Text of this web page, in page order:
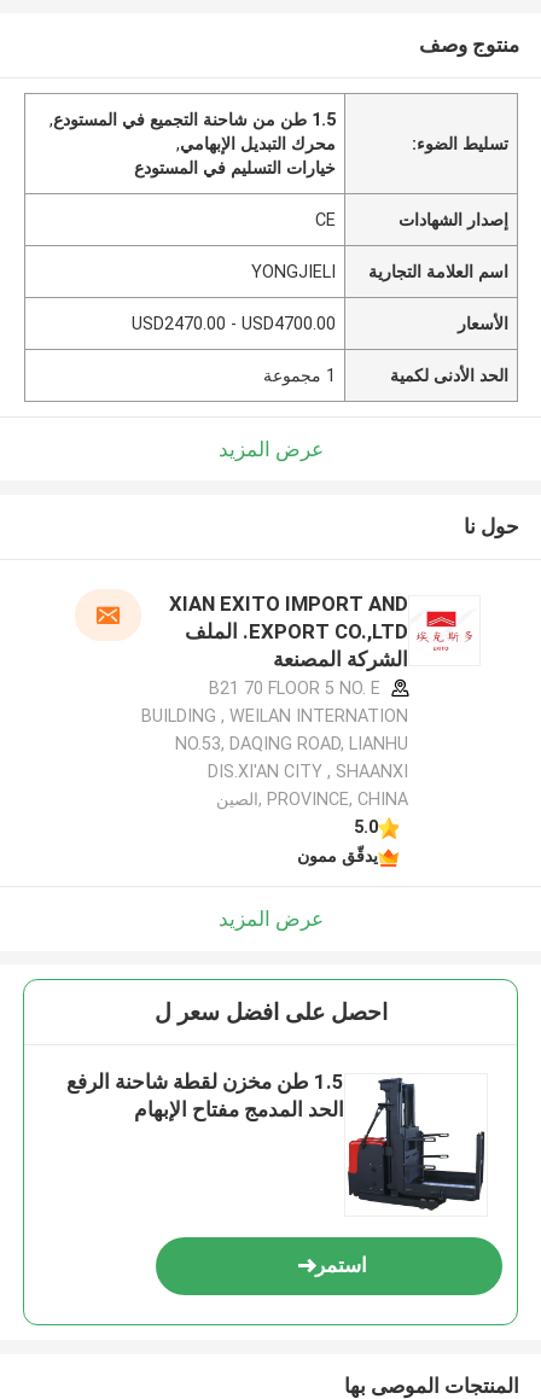
منتوج وصف
تسليط الضوء:
1.5 طن من شاحنة التجميع في المستودع
,
محرك التبديل الإبهامي,
خيارات التسليم في المستودع
إصدار الشهادات CE
اسم العلامة التجارية YONGJIELI
الأسعار USD2470.00 - USD4700.00
الحد الأدنى لكمية 1 مجموعة
عرض المزيد
حول نا
XIAN EXITO IMPORT AND
EXPORT CO.,LTD. الملف
الشركة المصنعة
B21 70 FLOOR 5 NO. E
BUILDING , WEILAN INTERNATION
NO.53, DAQING ROAD, LIANHU
DIS.XI'AN CITY , SHAANXI
PROVINCE, CHINA ,الصين
5.0
يدقّق ممون
عرض المزيد
احصل على افضل سعر ل
1.5 طن مخزن لقطة شاحنة الرفع
الحد المدمج مفتاح الإبهام
استمر
المنتجات الموصى بها